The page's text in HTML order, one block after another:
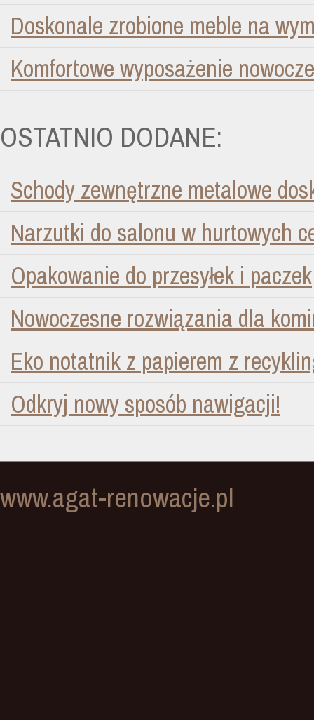
Doskonale zrobione meble na
Komfortowe wyposażenie
OSTATNIO DODANE:
Schody zewnętrzne metalowe
Narzutki do salonu w hurtowych
Opakowanie do przesyłek i paczek
Nowoczesne rozwiązania dla
Eko notatnik z papierem z
Odkryj nowy sposób nawigacji!
www.agat-renowacje.pl